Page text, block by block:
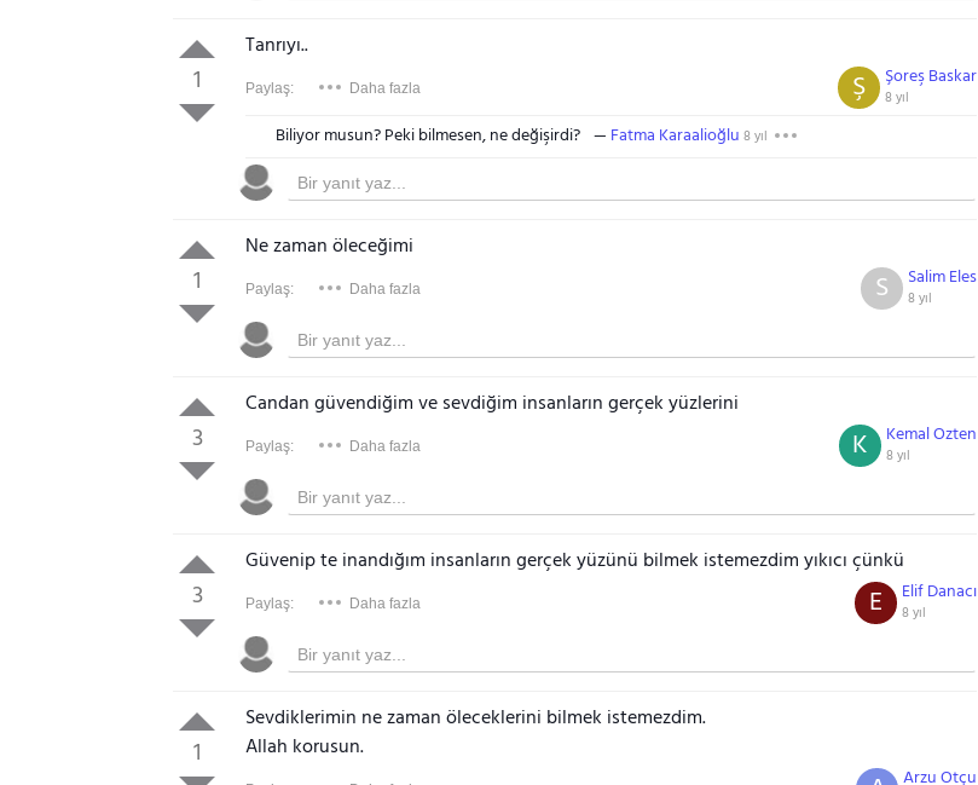
1
Tanrıyı..
Paylaş: Daha fazla Şoreş Baskar
8 yıl
Ş
Biliyor musun? Peki bilmesen, ne değişirdi? Fatma Karaalioğlu 8 yıl
1
Ne zaman öleceğimi
Paylaş: Daha fazla Salim Eles
8 yıl
S
3
Candan güvendiğim ve sevdiğim insanların gerçek yüzlerini
Paylaş: Daha fazla Kemal Ozten
8 yıl
K
3
Güvenip te inandığım insanların gerçek yüzünü bilmek istemezdim yıkıcı çünkü
Paylaş: Daha fazla Elif Danacı
8 yıl
E
1
Sevdiklerimin ne zaman öleceklerini bilmek istemezdim.
Allah korusun.
Arzu Otçu